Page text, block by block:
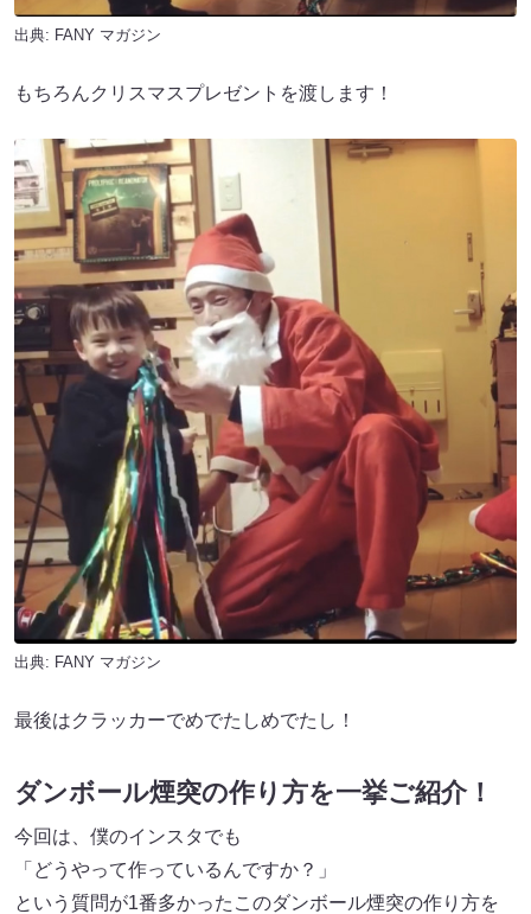
出典: FANY マガジン
もちろんクリスマスプレゼントを渡します！
出典: FANY マガジン
最後はクラッカーでめでたしめでたし！
ダンボール煙突の作り方を一挙ご紹介！
今回は、僕のインスタでも
「どうやって作っているんですか？」
という質問が1番多かったこのダンボール煙突の作り方を